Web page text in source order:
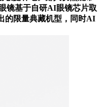
镜基于自研AI眼镜芯片取
的限量典藏机型，同时AI